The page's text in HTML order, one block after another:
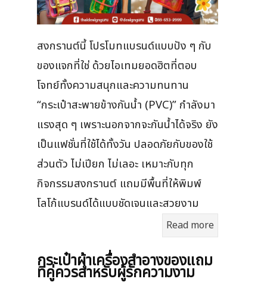
สงกรานต์นี้ โปรโมทแบรนด์แบบปัง ๆ กับ
ของแจกที่ใช่ ด้วยไอเทมยอดฮิตที่ตอบ
โจทย์ทั้งความสนุกและความทนทาน
“กระเป๋าสะพายข้างกันน้ำ (PVC)” กำลังมา
แรงสุด ๆ เพราะนอกจากจะกันน้ำได้จริง ยัง
เป็นแฟชั่นที่ใช้ได้ทั้งวัน ปลอดภัยกับของใช้
ส่วนตัว ไม่เปียก ไม่เลอะ เหมาะกับทุก
กิจกรรมสงกรานต์ แถมมีพื้นที่ให้พิมพ์
โลโก้แบรนด์ได้แบบชัดเจนและสวยงาม
Read more
กระเป๋าผ้าเครื่องสําอางของแถม
ที่คู่ควรสำหรับผู้รักความงาม